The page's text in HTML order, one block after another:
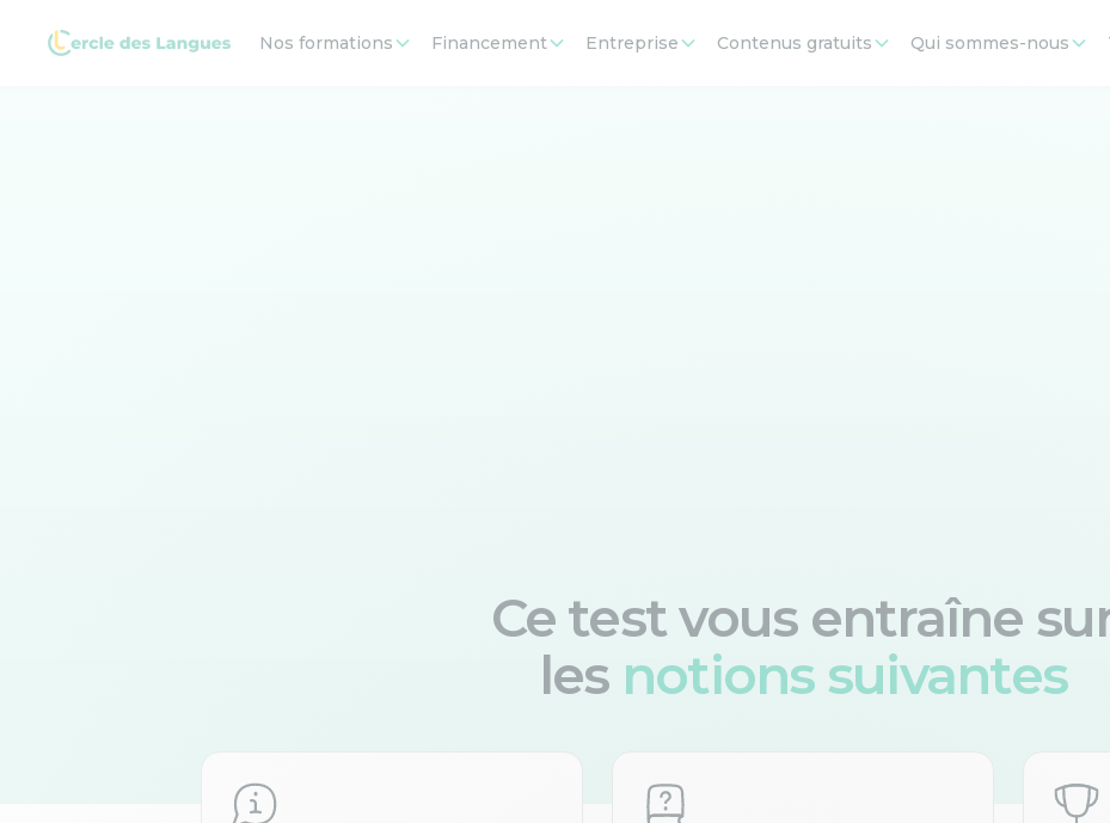
Nos formations Financement Entreprise Contenus gratuits Qui sommes-nous
Ce test vous entraîne
les notions suivantes